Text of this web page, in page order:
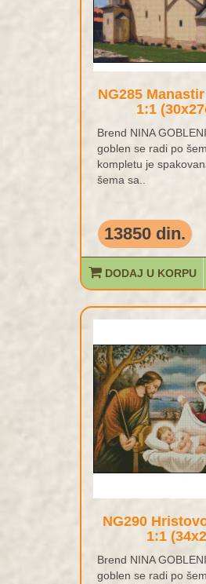
NG285
1:1
Brend NINA
goblen se radi po
kompletu je
šema sa..
13850 din.
DODAJ U KORPU
NG290
1:1
Brend NINA
goblen se radi po